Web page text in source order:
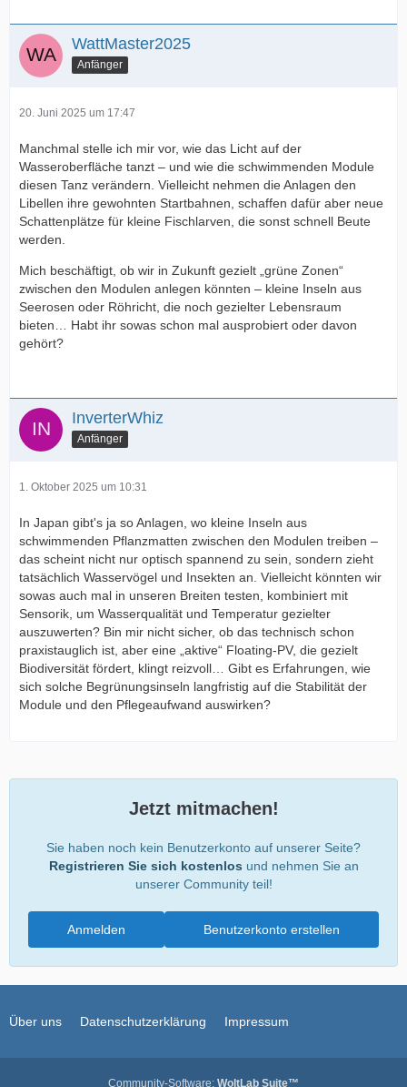
WattMaster2025
Anfänger
20. Juni 2025 um 17:47
Manchmal stelle ich mir vor, wie das Licht auf der
Wasseroberfläche tanzt – und wie die schwimmenden Module
diesen Tanz verändern. Vielleicht nehmen die Anlagen den
Libellen ihre gewohnten Startbahnen, schaffen dafür aber neue
Schattenplätze für kleine Fischlarven, die sonst schnell Beute
werden.
Mich beschäftigt, ob wir in Zukunft gezielt „grüne Zonen“
zwischen den Modulen anlegen könnten – kleine Inseln aus
Seerosen oder Röhricht, die noch gezielter Lebensraum
bieten… Habt ihr sowas schon mal ausprobiert oder davon
gehört?
InverterWhiz
Anfänger
1. Oktober 2025 um 10:31
In Japan gibt's ja so Anlagen, wo kleine Inseln aus
schwimmenden Pflanzmatten zwischen den Modulen treiben –
das scheint nicht nur optisch spannend zu sein, sondern zieht
tatsächlich Wasservögel und Insekten an. Vielleicht könnten wir
sowas auch mal in unseren Breiten testen, kombiniert mit
Sensorik, um Wasserqualität und Temperatur gezielter
auszuwerten? Bin mir nicht sicher, ob das technisch schon
praxistauglich ist, aber eine „aktive“ Floating-PV, die gezielt
Biodiversität fördert, klingt reizvoll… Gibt es Erfahrungen, wie
sich solche Begrünungsinseln langfristig auf die Stabilität der
Module und den Pflegeaufwand auswirken?
Jetzt mitmachen!
Sie haben noch kein Benutzerkonto auf unserer Seite?
Registrieren Sie sich kostenlos und nehmen Sie an
unserer Community teil!
Benutzerkonto erstellen
Anmelden
Über uns Datenschutzerklärung Impressum
Community-Software: WoltLab Suite™